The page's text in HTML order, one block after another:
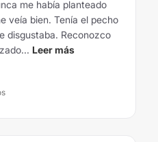
me había planteado
veía bien. Tenía el pecho
disgustaba. Reconozco
Leer más